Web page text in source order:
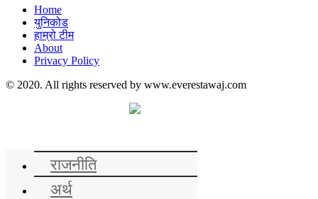
Home
युनिकोड
हाम्रो टीम
About
Privacy Policy
© 2020. All rights reserved by www.everestawaj.com
राजनीति
अर्थ